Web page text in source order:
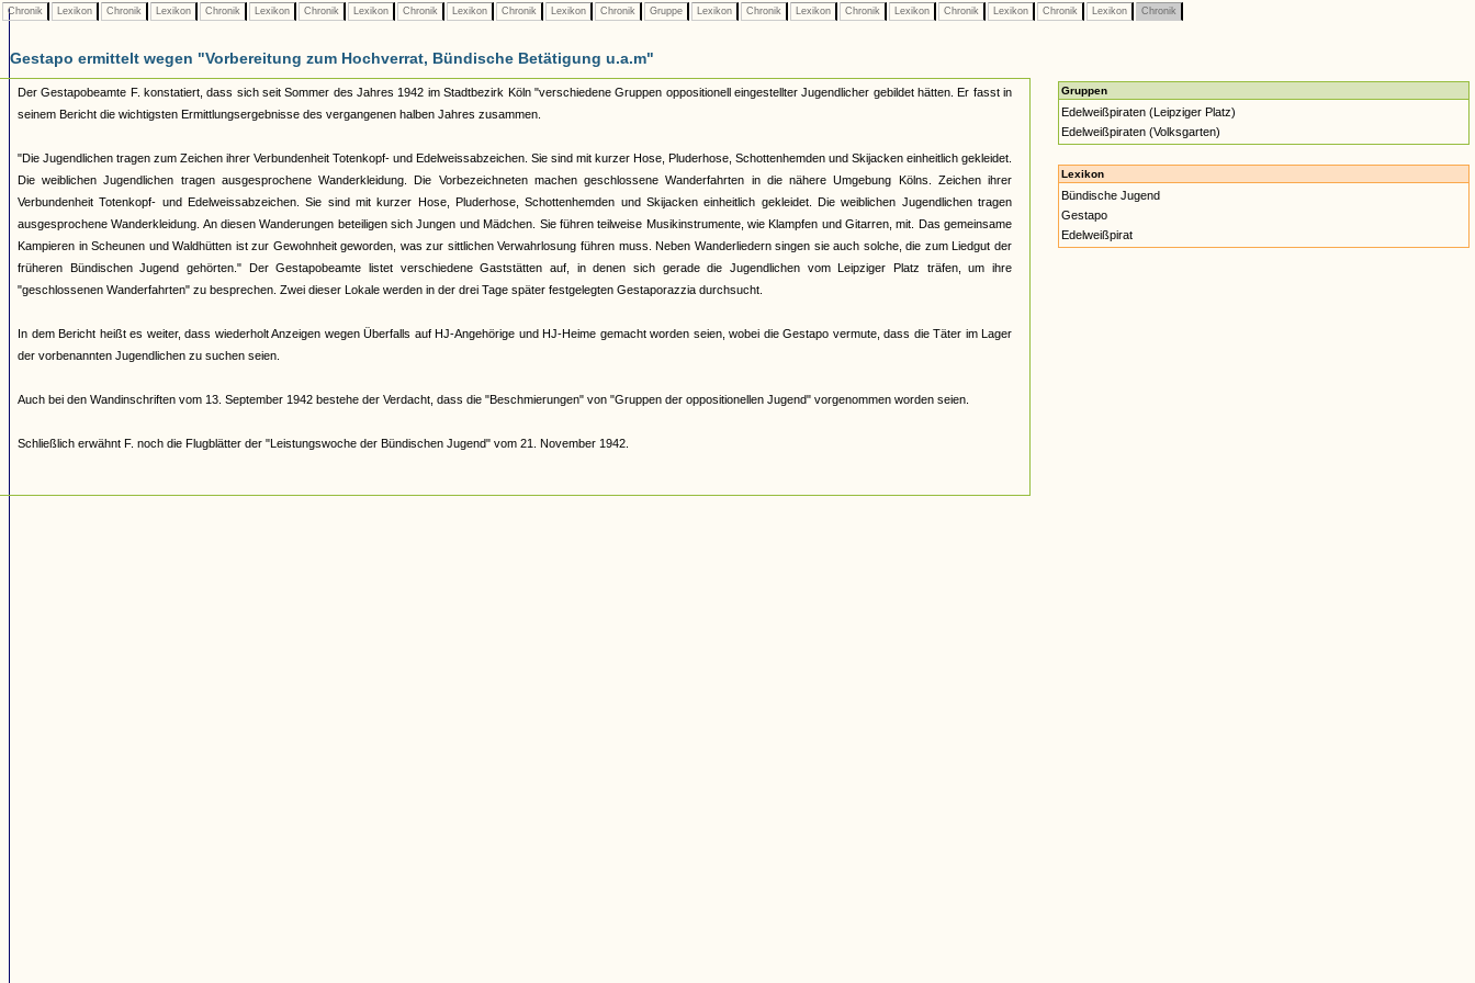
Chronik Lexikon Chronik Lexikon Chronik Lexikon Chronik Lexikon Chronik Lexikon Chronik Lexikon Chronik Gruppe Lexikon Chronik Lexikon Chronik Lexikon Chronik Lexikon Chronik Lexikon Chronik
Gestapo ermittelt wegen "Vorbereitung zum Hochverrat, Bündische Betätigung u.a.m"
Der Gestapobeamte F. konstatiert, dass sich seit Sommer des Jahres 1942 im Stadtbezirk Köln "verschiedene Gruppen oppositionell eingestellter Jugendlicher gebildet hätten. Er fasst in
seinem Bericht die wichtigsten Ermittlungsergebnisse des vergangenen halben Jahres zusammen.
"Die Jugendlichen tragen zum Zeichen ihrer Verbundenheit Totenkopf- und Edelweissabzeichen. Sie sind mit kurzer Hose, Pluderhose, Schottenhemden und Skijacken einheitlich gekleidet.
Die weiblichen Jugendlichen tragen ausgesprochene Wanderkleidung. Die Vorbezeichneten machen geschlossene Wanderfahrten in die nähere Umgebung Kölns. Zeichen ihrer
Verbundenheit Totenkopf- und Edelweissabzeichen. Sie sind mit kurzer Hose, Pluderhose, Schottenhemden und Skijacken einheitlich gekleidet. Die weiblichen Jugendlichen tragen
ausgesprochene Wanderkleidung. An diesen Wanderungen beteiligen sich Jungen und Mädchen. Sie führen teilweise Musikinstrumente, wie Klampfen und Gitarren, mit. Das gemeinsame
Kampieren in Scheunen und Waldhütten ist zur Gewohnheit geworden, was zur sittlichen Verwahrlosung führen muss. Neben Wanderliedern singen sie auch solche, die zum Liedgut der
früheren Bündischen Jugend gehörten." Der Gestapobeamte listet verschiedene Gaststätten auf, in denen sich gerade die Jugendlichen vom Leipziger Platz träfen, um ihre
"geschlossenen Wanderfahrten" zu besprechen. Zwei dieser Lokale werden in der drei Tage später festgelegten Gestaporazzia durchsucht.
In dem Bericht heißt es weiter, dass wiederholt Anzeigen wegen Überfalls auf HJ-Angehörige und HJ-Heime gemacht worden seien, wobei die Gestapo vermute, dass die Täter im Lager
der vorbenannten Jugendlichen zu suchen seien.
Auch bei den Wandinschriften vom 13. September 1942 bestehe der Verdacht, dass die "Beschmierungen" von "Gruppen der oppositionellen Jugend" vorgenommen worden seien.
Schließlich erwähnt F. noch die Flugblätter der "Leistungswoche der Bündischen Jugend" vom 21. November 1942.
Gruppen
Edelweißpiraten (Leipziger Platz)
Edelweißpiraten (Volksgarten)
Lexikon
Bündische Jugend
Gestapo
Edelweißpirat